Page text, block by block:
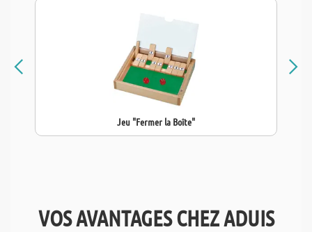
Jeu "Fermer la Boîte"
VOS AVANTAGES CHEZ ADUIS